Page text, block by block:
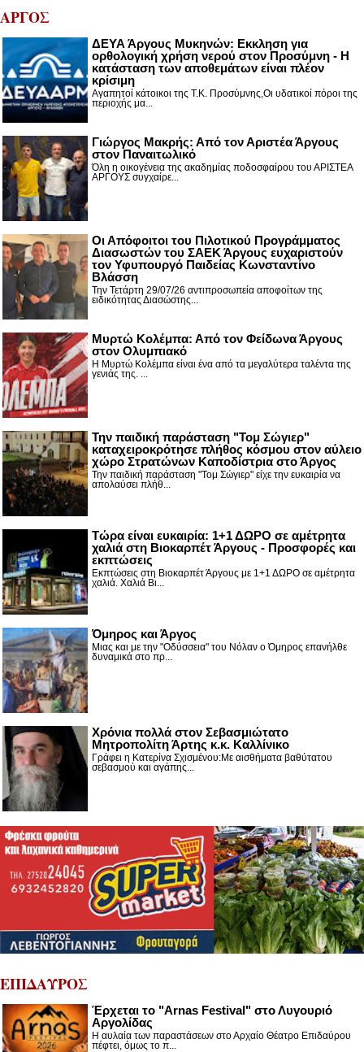
ΑΡΓΟΣ
ΔΕΥΑ Άργους Μυκηνών: Εκκληση για
ορθολογική χρήση νερού στον Προσύμνη - Η
κατάσταση των αποθεμάτων είναι πλέον
κρίσιμη
Αγαπητοί κάτοικοι της Τ.Κ. Προσύμνης,Οι υδατικοί πόροι της
περιοχής μα...
Γιώργος Μακρής: Από τον Αριστέα Άργους
στον Παναιτωλικό
Όλη η οικογένεια της ακαδημίας ποδοσφαίρου του ΑΡΙΣΤΕΑ
ΑΡΓΟΥΣ συγχαίρε...
Οι Απόφοιτοι του Πιλοτικού Προγράμματος
Διασωστών του ΣΑΕΚ Άργους ευχαριστούν
τον Υφυπουργό Παιδείας Κωνσταντίνο
Βλάσση
Την Τετάρτη 29/07/26 αντιπροσωπεία αποφοίτων της
ειδικότητας Διασώστης...
Μυρτώ Κολέμπα: Από τον Φείδωνα Άργους
στον Ολυμπιακό
Η Μυρτώ Κολέμπα είναι ένα από τα μεγαλύτερα ταλέντα της
γενιάς της. ...
Την παιδική παράσταση "Τομ Σώγιερ"
καταχειροκρότησε πλήθος κόσμου στον αύλειο
χώρο Στρατώνων Καποδίστρια στο Άργος
Την παιδική παράσταση "Τομ Σώγιερ" είχε την ευκαιρία να
απολαύσει πλήθ...
Τώρα είναι ευκαιρία: 1+1 ΔΩΡΟ σε αμέτρητα
χαλιά στη Βιοκαρπέτ Άργους - Προσφορές και
εκπτώσεις
Εκπτώσεις στη Βιοκαρπέτ Άργους με 1+1 ΔΩΡΟ σε αμέτρητα
χαλιά. Χαλιά Βι...
Όμηρος και Άργος
Μιας και με την "Οδύσσεια" του Νόλαν ο Όμηρος επανήλθε
δυναμικά στο πρ...
Χρόνια πολλά στον Σεβασμιώτατο
Μητροπολίτη Άρτης κ.κ. Καλλίνικο
Γράφει η Κατερίνα Σχισμένου:Με αισθήματα βαθύτατου
σεβασμού και αγάπης...
ΕΠΙΔΑΥΡΟΣ
Έρχεται το "Arnas Festival" στο Λυγουριό
Αργολίδας
Η αυλαία των παραστάσεων στο Αρχαίο Θέατρο Επιδαύρου
πέφτει, όμως το π...